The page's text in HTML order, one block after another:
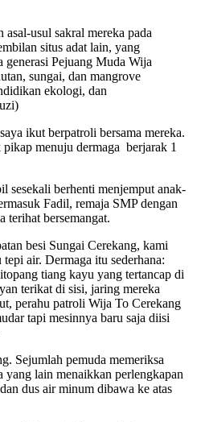
asal-usul sakral mereka pada
situs adat lain, yang
generasi Pejuang Muda Wija
sungai, dan mangrove
ekologi, dan
ikut berpatroli bersama mereka.
menuju dermaga berjarak 1
sesekali berhenti menjemput anak-
Fadil, remaja SMP dengan
terihat bersemangat.
besi Sungai Cerekang, kami
air. Dermaga itu sederhana:
tiang kayu yang tertancap di
terikat di sisi, jaring mereka
perahu patroli Wija To Cerekang
tapi mesinnya baru saja diisi
Sejumlah pemuda memeriksa
yang lain menaikkan perlengkapan
dus air minum dibawa ke atas